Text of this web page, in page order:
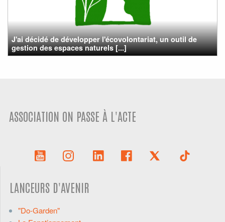
J'ai décidé de développer l'écovolontariat, un outil de
gestion des espaces naturels [...]
ASSOCIATION ON PASSE À L'ACTE
LANCEURS D'AVENIR
"Do-Garden"